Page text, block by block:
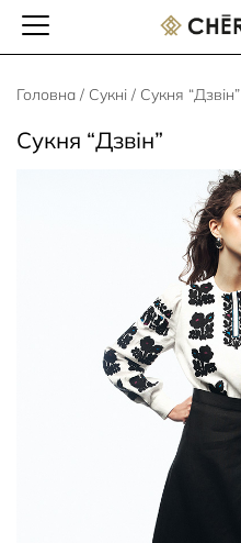
Головна / Сукні / Сукня “Дзвін”
Сукня “Дзвін”